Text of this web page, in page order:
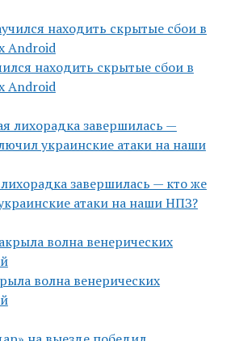
находить скрытые сбои в
Android
завершилась — кто же
атаки на наши НПЗ?
волна венерических